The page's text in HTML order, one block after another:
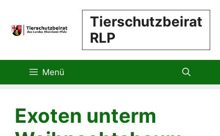
springen
Tierschutzbeirat
RLP
Menü
Exoten unterm